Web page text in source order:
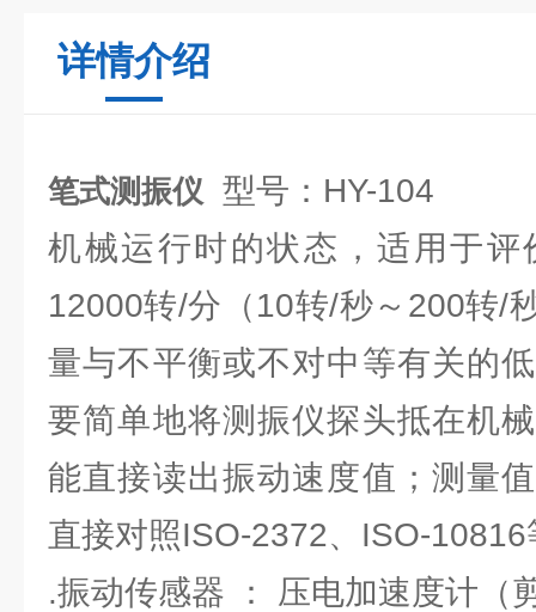
详情介绍
笔式测振仪 型号：HY-104
机械运行时的状态，适用于
12000转/分（10转/秒～200转/
量与不平衡或不对中等有关的
要简单地将测振仪探头抵在机
能直接读出振动速度值；测量
直接对照ISO-2372、ISO-
.振动传感器 ： 压电加速度计